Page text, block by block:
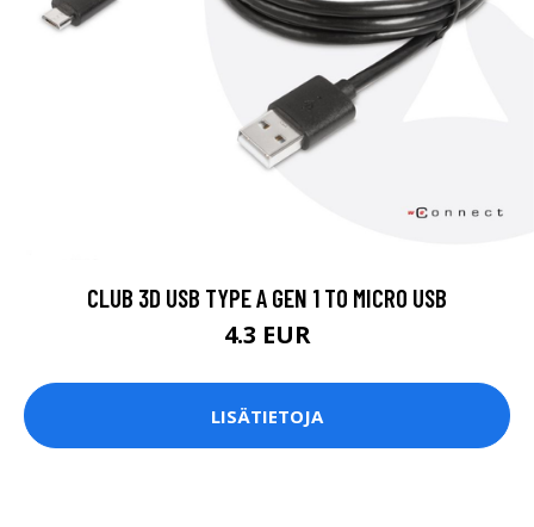
CLUB 3D USB TYPE A GEN 1 TO MICRO USB
4.3 EUR
LISÄTIETOJA